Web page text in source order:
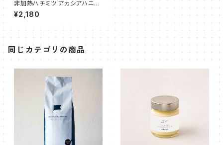
非加熱ハチミツ アカシアハニー
チューブボトル300g
¥2,180
同じカテゴリの商品